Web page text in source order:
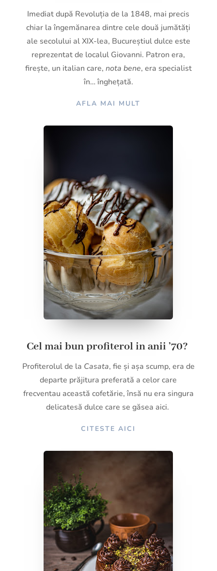
Imediat după Revoluția de la 1848, mai precis
chiar la îngemănarea dintre cele două jumătăți
ale secolului al XIX-lea, Bucureștiul dulce este
reprezentat de localul Giovanni. Patron era,
firește, un italian care, nota bene, era specialist
în… înghețată.
AFLA MAI MULT
Cel mai bun profiterol in anii ’70?
Profiterolul de la Casata, fie și așa scump, era de
departe prăjitura preferată a celor care
frecventau această cofetărie, însă nu era singura
delicatesă dulce care se găsea aici.
CITESTE AICI